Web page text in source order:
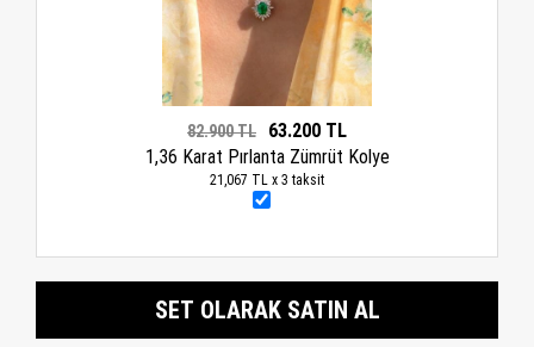
82.900 TL
63.200 TL
1,36 Karat Pırlanta Zümrüt Kolye
21,067 TL x 3 taksit
SET OLARAK SATIN AL